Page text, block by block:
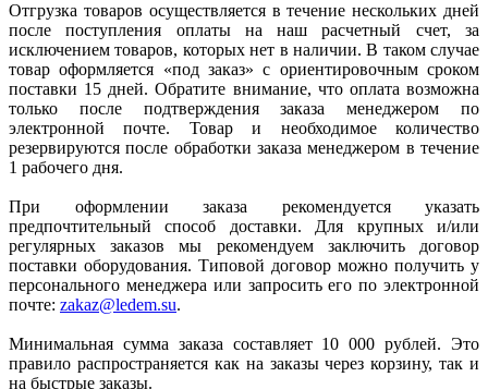
Отгрузка товаров осуществляется в течение нескольких дней
после поступления оплаты на наш расчетный счет, за
исключением товаров, которых нет в наличии. В таком случае
товар оформляется «под заказ» с ориентировочным сроком
поставки 15 дней. Обратите внимание, что оплата возможна
только после подтверждения заказа менеджером по
электронной почте. Товар и необходимое количество
резервируются после обработки заказа менеджером в течение
1 рабочего дня.
При оформлении заказа рекомендуется указать
предпочтительный способ доставки. Для крупных и/или
регулярных заказов мы рекомендуем заключить договор
поставки оборудования. Типовой договор можно получить у
персонального менеджера или запросить его по электронной
почте: zakaz@ledem.su.
Минимальная сумма заказа составляет 10 000 рублей. Это
правило распространяется как на заказы через корзину, так и
на быстрые заказы.